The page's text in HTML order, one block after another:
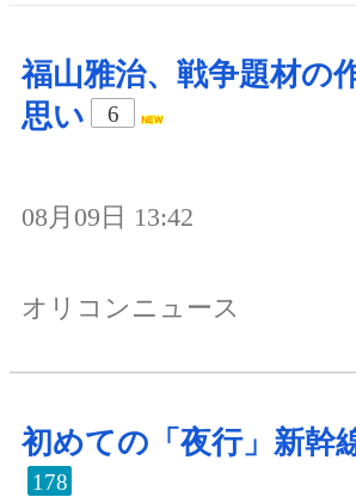
福山雅治、戦争題材の
思い
6
08月09日 13:42
オリコンニュース
初めての「夜行」新幹
178